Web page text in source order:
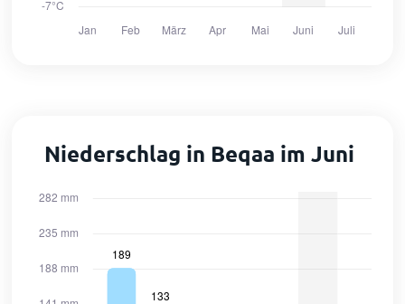
Niederschlag in Beqaa im Juni